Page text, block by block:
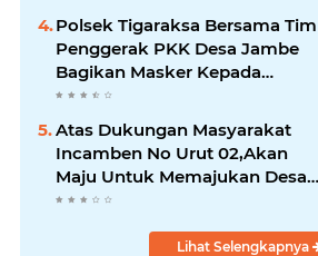
Polsek Tigaraksa Bersama Tim
Penggerak PKK Desa Jambe
Bagikan Masker Kepada
Pengguna Jalan
Atas Dukungan Masyarakat
Incamben No Urut 02,Akan
Maju Untuk Memajukan Desa
Tegal Kunir Kidul
Lihat Selengkapnya